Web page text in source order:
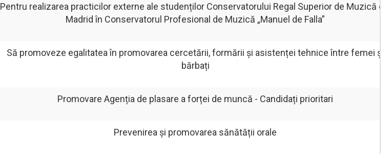
Pentru realizarea practicilor externe ale studenților Conservatorului Regal Superior de Muzică din
Madrid în Conservatorul Profesional de Muzică „Manuel de Falla”
Să promoveze egalitatea în promovarea cercetării, formării și asistenței tehnice între femei și
bărbați
Promovare Agenția de plasare a forței de muncă - Candidați prioritari
Prevenirea și promovarea sănătății orale